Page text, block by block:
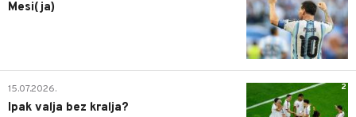
Mesi(ja)
2
15.07.2026.
Ipak valja bez kralja?